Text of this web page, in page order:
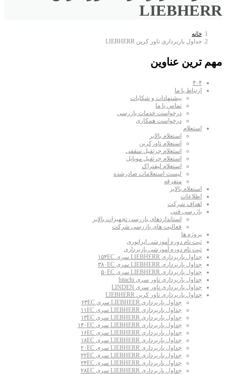
LIEBHERR
خانه
جداول باربرداری تاور کرین LIEBHERR
مهم ترین عناوین
۴۰۴
ارتباط با ما
پیشنهادات و شکایات
تماس با ما
درخواست خدمات بازرسی
درخواست همکاری
استعلام
استعلام بالابر
استعلام تاورکرین
استعلام جرثقیل سقفی
استعلام جرثقیل موبایل
استعلام لیفتراک
لیست استعلامات صادرشده
متفرقه
استعلام بالابر
اطلاعات
اهداف شرکت
بازرسی فنی
استانداردهای بازرسی تجهیزات بالابر
فعالیت های بازرسی شرکت
پروژه ها
ثبت نام دوره آموزشی اپراتوری
ثبت نام دوره آموزشی باربرداری
جداول باربرداری LIEBHERR سری ۱۵۴EC
جداول باربرداری LIEBHERR سری ۳۸۰EC
جداول باربرداری LIEBHERR سری ۵۰EC
جداول باربرداری تاور سری hitachi
جداول باربرداری تاور سری LINDEN
جداول باربرداری تاور کرین LIEBHERR
جداول باربرداری LIEBHEER سری ۶۳EC
جداول باربرداری LIEBHERR سری ۱۱EC
جداول باربرداری LIEBHERR سری ۱۳EC
جداول باربرداری LIEBHERR سری ۱۴۰EC
جداول باربرداری LIEBHERR سری ۱۶EC
جداول باربرداری LIEBHERR سری ۱۸EC
جداول باربرداری LIEBHERR سری ۲۰EC
جداول باربرداری LIEBHERR سری ۲۲EC
جداول باربرداری LIEBHERR سری ۲۴EC
جداول باربرداری LIEBHERR سری ۲۸EC